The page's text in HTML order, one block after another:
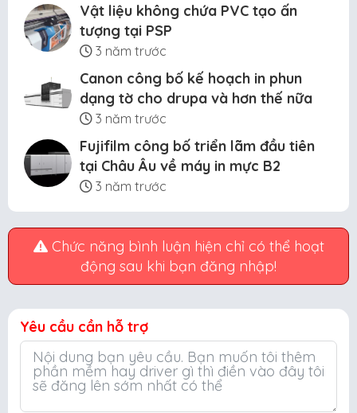
Vật liệu không chứa PVC tạo ấn
tượng tại PSP
3 năm trước
Canon công bố kế hoạch in phun
dạng tờ cho drupa và hơn thế nữa
3 năm trước
Fujifilm công bố triển lãm đầu tiên
tại Châu Âu về máy in mực B2
3 năm trước
Chức năng bình luận hiện chỉ có thể hoạt
động sau khi bạn đăng nhập!
Yêu cầu cần hỗ trợ